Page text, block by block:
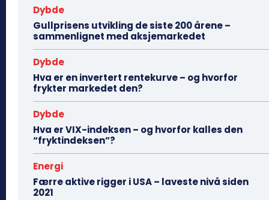
Dybde
Gullprisens utvikling de siste 200 årene –
sammenlignet med aksjemarkedet
Dybde
Hva er en invertert rentekurve – og hvorfor
frykter markedet den?
Dybde
Hva er VIX-indeksen – og hvorfor kalles den
“fryktindeksen”?
Energi
Færre aktive rigger i USA – laveste nivå siden
2021